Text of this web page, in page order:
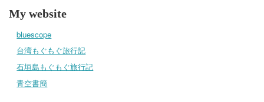
My website
bluescope
台湾もぐもぐ旅行記
石垣島もぐもぐ旅行記
青空書簡